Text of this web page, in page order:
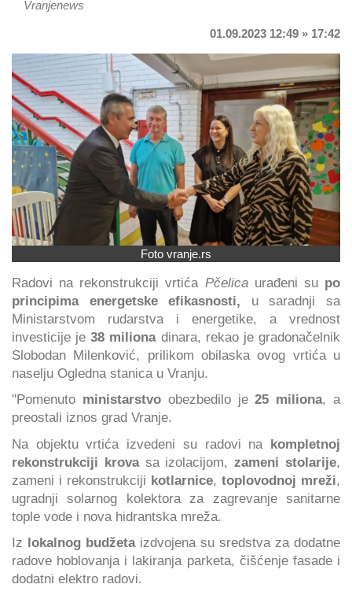
Vranjenews
01.09.2023 12:49 » 17:42
Foto vranje.rs
Radovi na rekonstrukciji vrtića Pčelicaurađeni supo
principima energetske efikasnosti, u saradnji sa
Ministarstvom rudarstva i energetike, a vrednost
investicije je 38 miliona dinara, rekao je gradonačelnik
Slobodan Milenković, prilikom obilaska ovog vrtića u
naselju Ogledna stanica u Vranju.
"Pomenuto ministarstvoobezbedilo je25 miliona, a
preostali iznos grad Vranje.
Na objektu vrtića izvedeni su radovi na kompletnoj
rekonstrukciji krova sa izolacijom,zameni stolarije,
zameni i rekonstrukciji kotlarnice, toplovodnoj mreži,
ugradnji solarnog kolektora za zagrevanje sanitarne
tople vode i nova hidrantska mreža.
Iz lokalnog budžeta izdvojena su sredstva za dodatne
radove hoblovanja i lakiranja parketa, čišćenje fasade i
dodatni elektro radovi.